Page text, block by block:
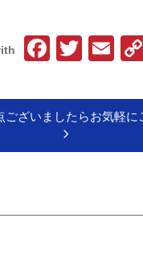
ございましたらお気軽に